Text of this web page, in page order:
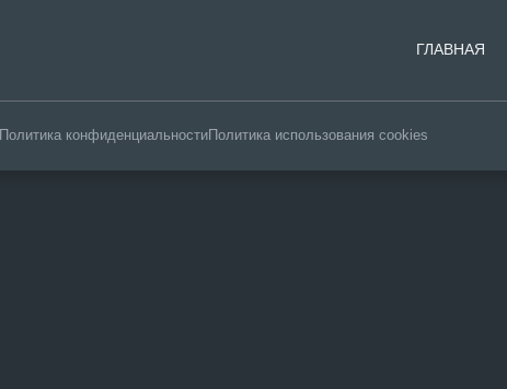
ГЛАВНАЯ
Политика конфиденциальностиПолитика использования cookies